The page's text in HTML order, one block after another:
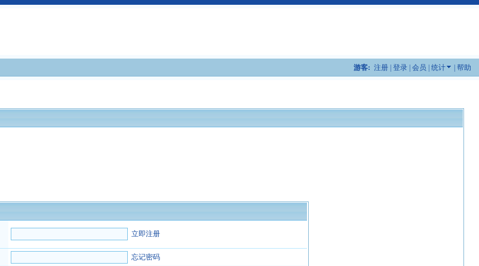
游客: 注册| 登录| 会员 统计 帮助
立即注册
忘记密码